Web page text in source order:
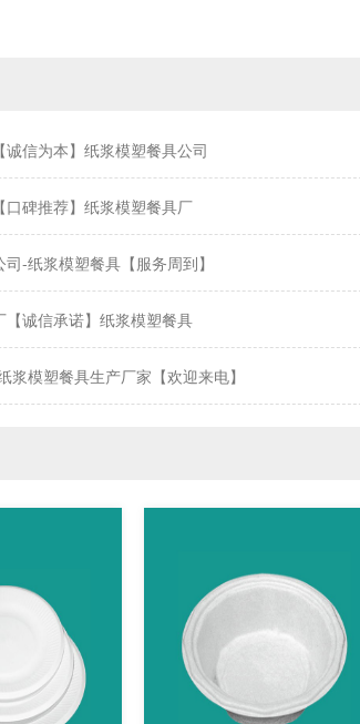
信为本】纸浆模塑餐具公司
口碑推荐】纸浆模塑餐具厂
-纸浆模塑餐具【服务周到】
【诚信承诺】纸浆模塑餐具
浆模塑餐具生产厂家【欢迎来电】